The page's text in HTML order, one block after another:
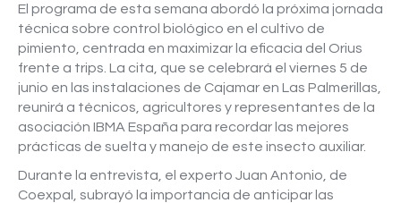
El programa de esta semana abordó la próxima jornada
técnica sobre control biológico en el cultivo de
pimiento, centrada en maximizar la eficacia del Orius
frente a trips. La cita, que se celebrará el viernes 5 de
junio en las instalaciones de Cajamar en Las Palmerillas,
reunirá a técnicos, agricultores y representantes de la
asociación IBMA España para recordar las mejores
prácticas de suelta y manejo de este insecto auxiliar.
Durante la entrevista, el experto Juan Antonio, de
Coexpal, subrayó la importancia de anticipar las